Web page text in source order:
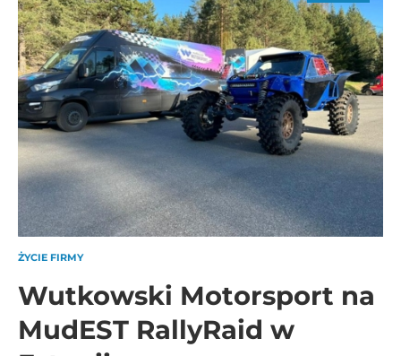
ŻYCIE FIRMY
Wutkowski Motorsport na
MudEST RallyRaid w